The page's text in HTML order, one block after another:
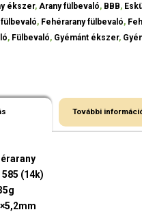
ékszer, Arany fülbevaló, BBB,
, Fehérarany fülbevaló,
, Fülbevaló, Gyémánt ékszer,
További
(14k)